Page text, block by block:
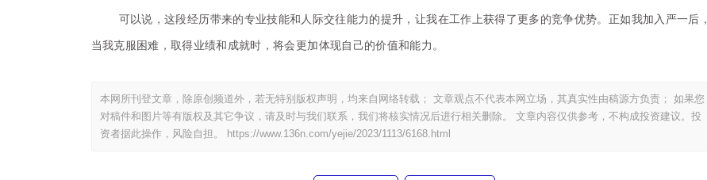
可以说，这段经历带来的专业技能和人际交往能力的提升，让我在工作上获得了更多的竞争优势。正如我加入严一后，
当我克服困难，取得业绩和成就时，将会更加体现自己的价值和能力。
本网所刊登文章，除原创频道外，若无特别版权声明，均来自网络转载； 文章观点不代表本网立场，其真实性由稿源方负责； 如果您
对稿件和图片等有版权及其它争议，请及时与我们联系，我们将核实情况后进行相关删除。 文章内容仅供参考，不构成投资建议。投
资者据此操作，风险自担。
https://www.136n.com/yejie/2023/1113/6168.html